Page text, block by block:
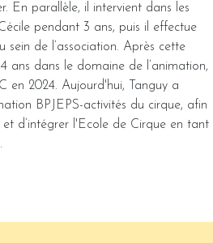
En parallèle, il intervient dans les
pendant 3 ans, puis il effectue
sein de l’association. Après cette
ans dans le domaine de l’animation,
en 2024. Aujourd'hui, Tanguy a
BPJEPS-activités du cirque, afin
d’intégrer l'Ecole de Cirque en tant